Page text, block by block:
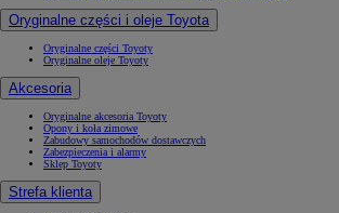
Oryginalne części i oleje Toyota
Oryginalne części Toyoty
Oryginalne oleje Toyoty
Akcesoria
Oryginalne akcesoria Toyoty
Opony i koła zimowe
Zabudowy samochodów dostawczych
Zabezpieczenia i alarmy
Sklep Toyoty
Strefa klienta